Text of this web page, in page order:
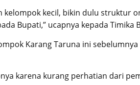
kelompok kecil, bikin dulu struktur
Bupati,” ucapnya kepada Timika
Karang Taruna ini
karena kurang perhatian dari